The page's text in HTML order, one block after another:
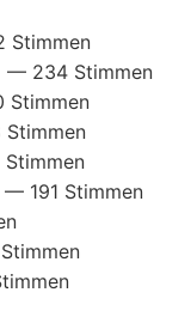
Stimmen
— 234 Stimmen
— 191 Stimmen